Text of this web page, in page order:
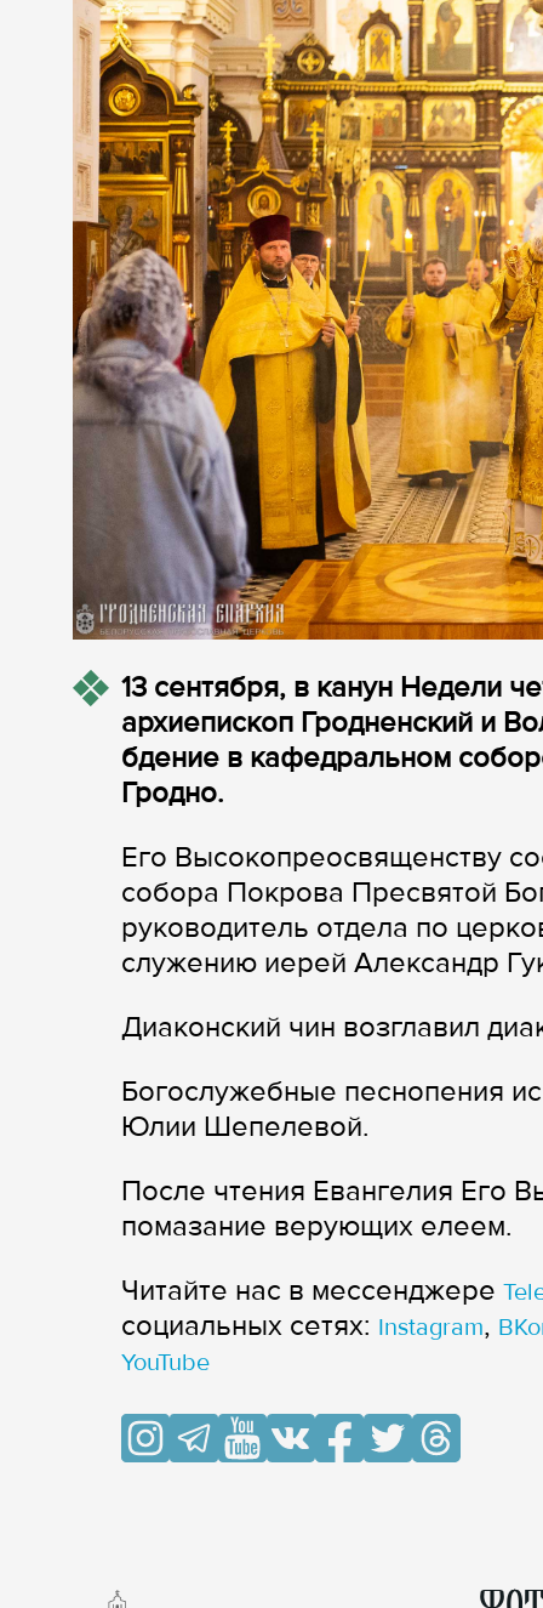
13 сентября, в канун Недели
архиепископ Гродненский и
бдение в кафедральном
Гродно.
Его Высокопреосвященству
собора Покрова Пресвятой
руководитель отдела по
служению иерей Александр
Диаконский чин возглавил
Богослужебные песнопения
Юлии Шепелевой.
После чтения Евангелия Его
помазание верующих елеем.
Читайте нас в мессенджере
cоциальных сетях: Instagram,
YouTube